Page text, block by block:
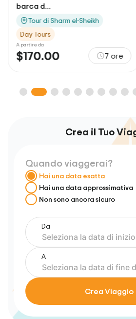
barca d...
Tour di Sharm el-Sheikh
Day Tours
A partire da
$170.00 7 ore
Crea il Tuo
Quando viaggerai?
Hai una data esatta
Hai una data approssimativa
Non sono ancora sicuro
Da
A
Crea Viaggio